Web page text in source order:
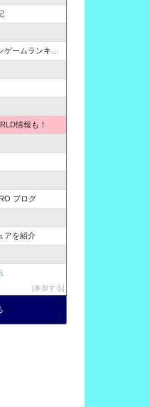
ンキング評価！
情報も！
ブログ
アを紹介
参加する